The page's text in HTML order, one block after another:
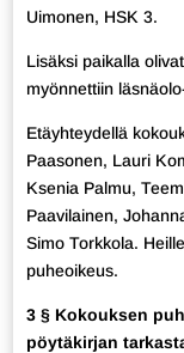
Uimonen, HSK 3.
Lisäksi paikalla
myönnettiin
Etäyhteydellä
Paasonen, Lauri
Ksenia Palmu,
Paavilainen,
Simo Torkkola.
puheoikeus.
3 § Kokouksen
pöytäkirjan